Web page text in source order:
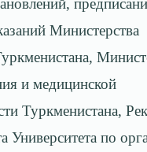
Министерства
и медицинской
Туркменистана,
Университета по